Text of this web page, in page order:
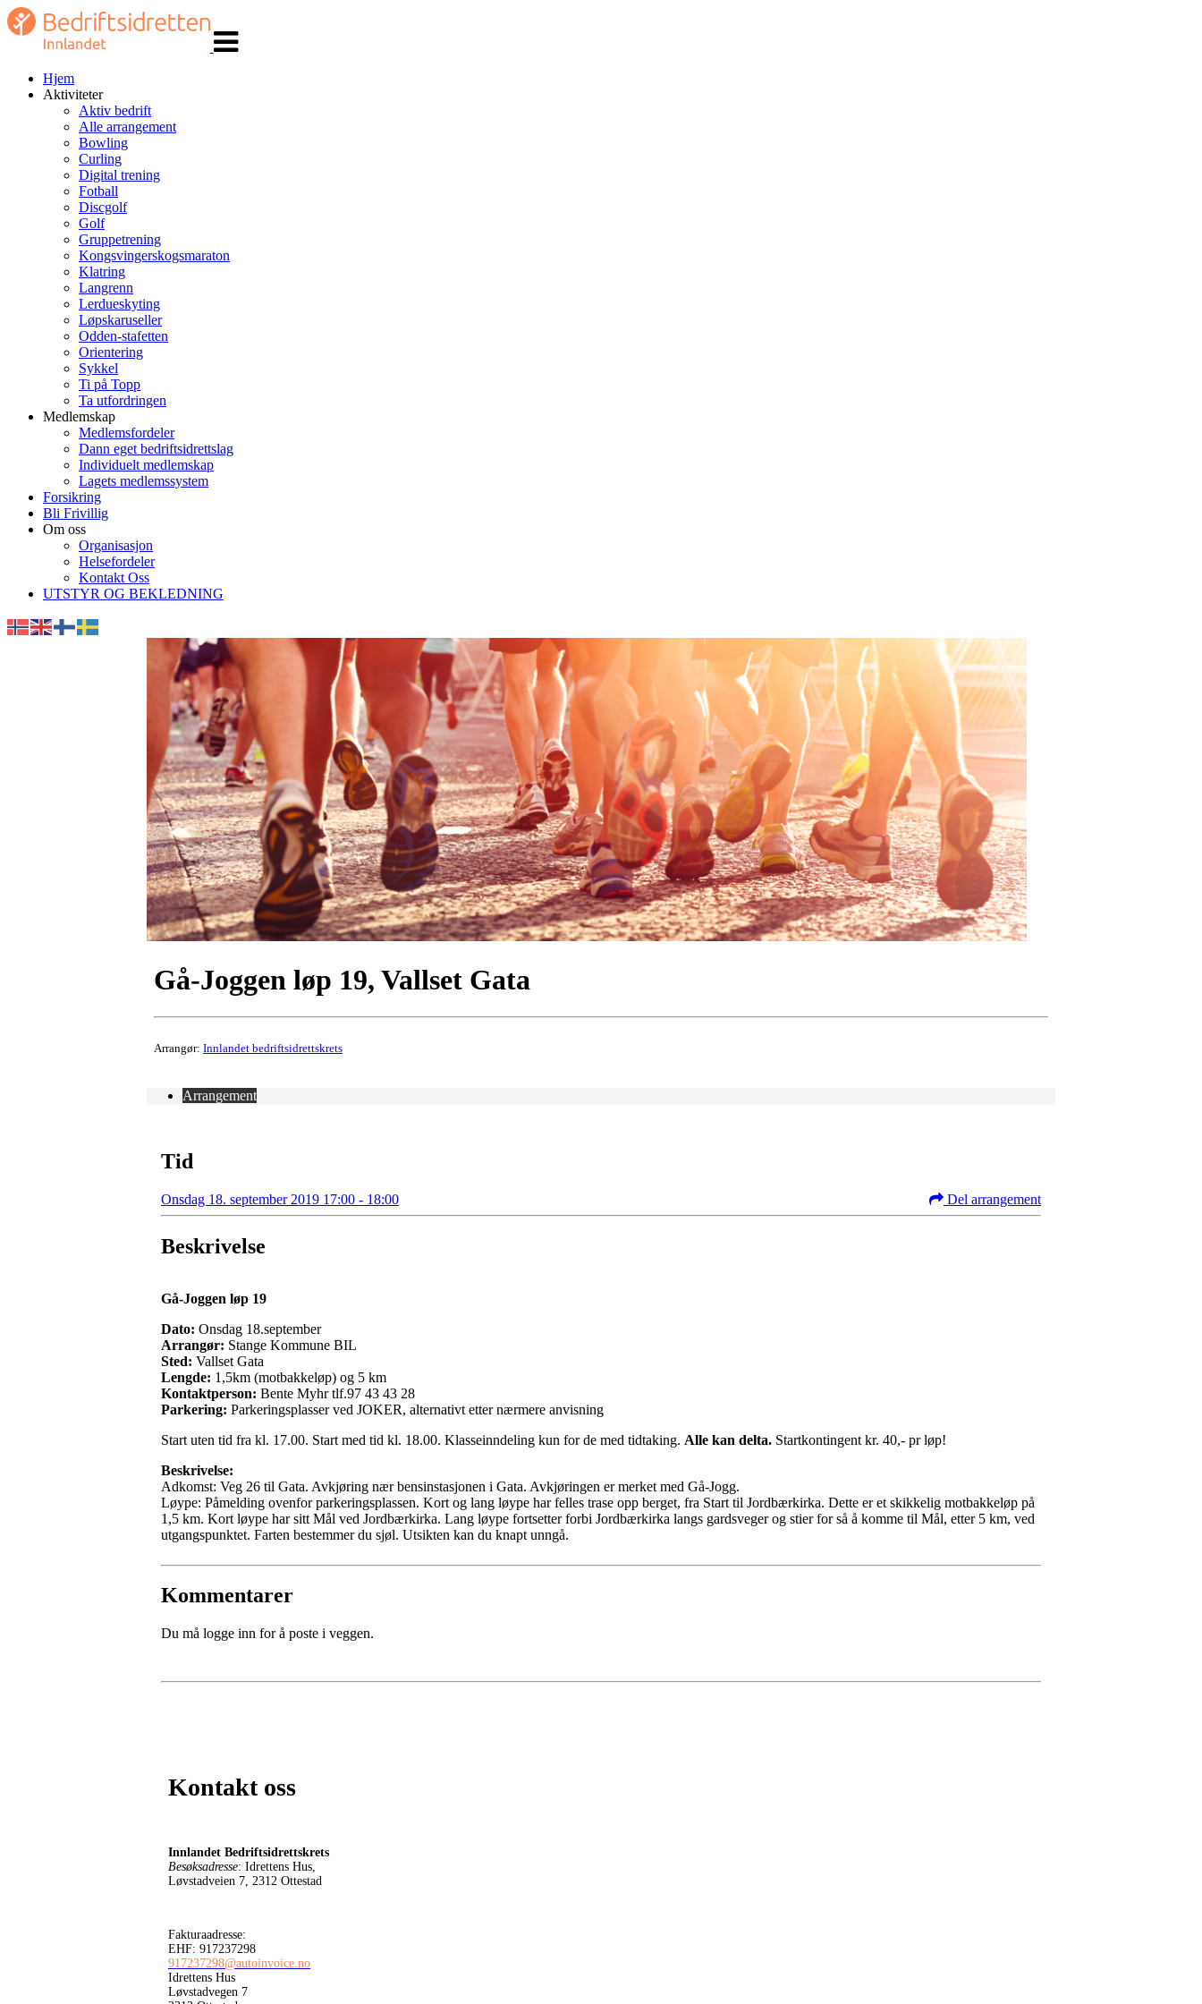
navigasjon
Hjem
Aktiviteter
Aktiv bedrift
Alle arrangement
Bowling
Curling
Digital trening
Fotball
Discgolf
Golf
Gruppetrening
Kongsvingerskogsmaraton
Klatring
Langrenn
Lerdueskyting
Løpskaruseller
Odden-stafetten
Orientering
Sykkel
Ti på Topp
Ta utfordringen
Medlemskap
Medlemsfordeler
Dann eget bedriftsidrettslag
Individuelt medlemskap
Lagets medlemssystem
Forsikring
Bli Frivillig
Om oss
Organisasjon
Helsefordeler
Kontakt Oss
UTSTYR OG BEKLEDNING
Gå-Joggen løp 19, Vallset Gata
Arrangør: Innlandet bedriftsidrettskrets
Arrangement
Tid
Onsdag 18. september 2019 17:00 - 18:00 Del arrangement
Beskrivelse
Gå-Joggen løp 19
Dato: Onsdag 18.september
Arrangør: Stange Kommune BIL
Sted: Vallset Gata
Lengde: 1,5km (motbakkeløp) og 5 km
Kontaktperson: Bente Myhr tlf.97 43 43 28
Parkering: Parkeringsplasser ved JOKER, alternativt etter nærmere anvisning
Start uten tid fra kl. 17.00. Start med tid kl. 18.00. Klasseinndeling kun for de med tidtaking. Alle kan delta. Startkontingent kr. 40,- pr løp!
Beskrivelse:
Adkomst: Veg 26 til Gata. Avkjøring nær bensinstasjonen i Gata. Avkjøringen er merket med Gå-Jogg.
Løype: Påmelding ovenfor parkeringsplassen. Kort og lang løype har felles trase opp berget, fra Start til Jordbærkirka. Dette er et skikkelig motbakkeløp på
1,5 km. Kort løype har sitt Mål ved Jordbærkirka. Lang løype fortsetter forbi Jordbærkirka langs gardsveger og stier for så å komme til Mål, etter 5 km, ved
utgangspunktet. Farten bestemmer du sjøl. Utsikten kan du knapt unngå.
Kommentarer
Du må logge inn for å poste i veggen.
Kontakt oss
Innlandet Bedriftsidrettskrets
Besøksadresse: Idrettens Hus,
Løvstadveien 7, 2312 Ottestad
Fakturaadresse:
EHF: 917237298
917237298@autoinvoice.no
Idrettens Hus
Løvstadvegen 7